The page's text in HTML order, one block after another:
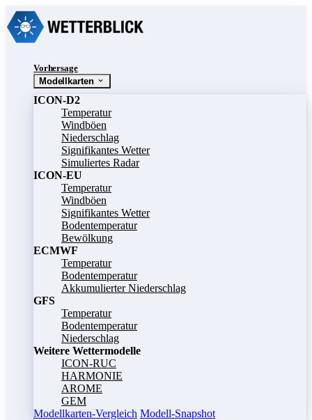
Vorhersage
Modellkarten
ICON-D2
Temperatur
Windböen
Niederschlag
Signifikantes Wetter
Simuliertes Radar
ICON-EU
Temperatur
Windböen
Signifikantes Wetter
Bodentemperatur
Bewölkung
ECMWF
Temperatur
Bodentemperatur
Akkumulierter Niederschlag
GFS
Temperatur
Bodentemperatur
Niederschlag
Weitere Wettermodelle
ICON-RUC
HARMONIE
AROME
GEM
Modellkarten-Vergleich Modell-Snapshot